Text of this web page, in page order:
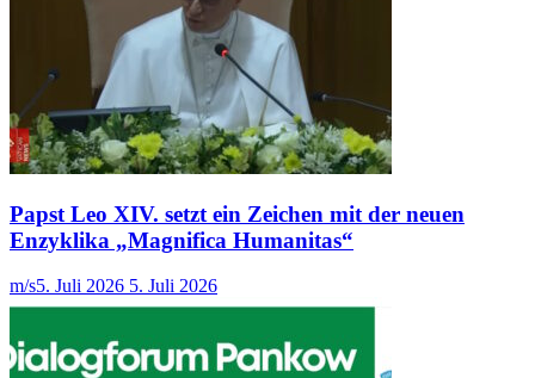
Papst Leo XIV. setzt ein Zeichen mit der neuen
Enzyklika „Magnifica Humanitas“
m/s5. Juli 2026 5. Juli 2026